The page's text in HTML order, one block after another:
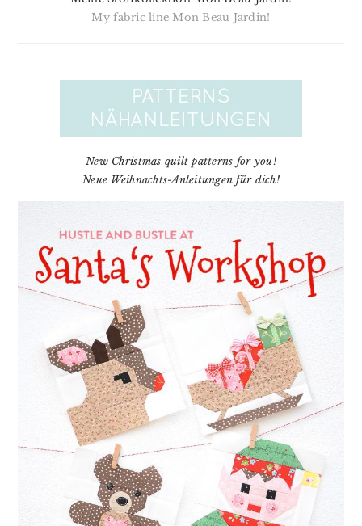
My fabric line Mon Beau Jardin!
New Christmas quilt patterns for you!
Neue Weihnachts-Anleitungen für dich!